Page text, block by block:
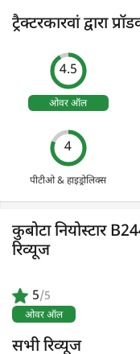
ट्रैक्टरकारवां द्वारा
4.5
ओवर ऑल
4
पीटीओ & हाइड्रोलिक्स
कुबोटा नियोस्टार
रिव्यूज
5/5
ओवर ऑल
सभी रिव्यूज